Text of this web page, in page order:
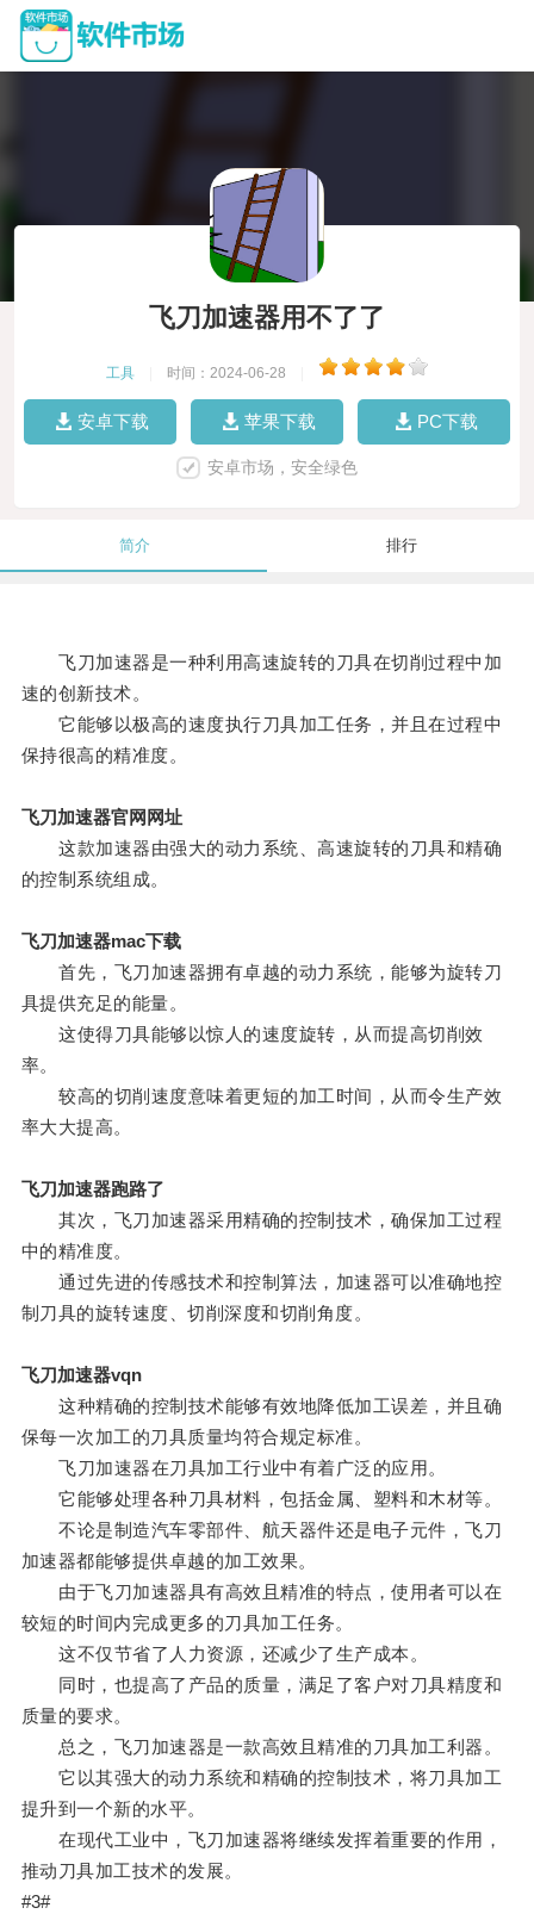
飞刀加速器用不了了
工具 时间：2024-06-28
安卓下载 苹果下载 PC下载
安卓市场，安全绿色
简介 排行
飞刀加速器是一种利用高速旋转的刀具在切削过程中加
速的创新技术。
它能够以极高的速度执行刀具加工任务，并且在过程中
保持很高的精准度。
飞刀加速器官网网址
这款加速器由强大的动力系统、高速旋转的刀具和精确
的控制系统组成。
飞刀加速器mac下载
首先，飞刀加速器拥有卓越的动力系统，能够为旋转刀
具提供充足的能量。
这使得刀具能够以惊人的速度旋转，从而提高切削效
率。
较高的切削速度意味着更短的加工时间，从而令生产效
率大大提高。
飞刀加速器跑路了
其次，飞刀加速器采用精确的控制技术，确保加工过程
中的精准度。
通过先进的传感技术和控制算法，加速器可以准确地控
制刀具的旋转速度、切削深度和切削角度。
飞刀加速器vqn
这种精确的控制技术能够有效地降低加工误差，并且确
保每一次加工的刀具质量均符合规定标准。
飞刀加速器在刀具加工行业中有着广泛的应用。
它能够处理各种刀具材料，包括金属、塑料和木材等。
不论是制造汽车零部件、航天器件还是电子元件，飞刀
加速器都能够提供卓越的加工效果。
由于飞刀加速器具有高效且精准的特点，使用者可以在
较短的时间内完成更多的刀具加工任务。
这不仅节省了人力资源，还减少了生产成本。
同时，也提高了产品的质量，满足了客户对刀具精度和
质量的要求。
总之，飞刀加速器是一款高效且精准的刀具加工利器。
它以其强大的动力系统和精确的控制技术，将刀具加工
提升到一个新的水平。
在现代工业中，飞刀加速器将继续发挥着重要的作用，
推动刀具加工技术的发展。
#3#